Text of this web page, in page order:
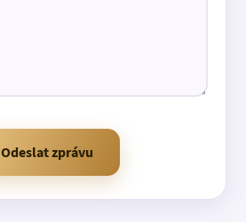
Odeslat zprávu